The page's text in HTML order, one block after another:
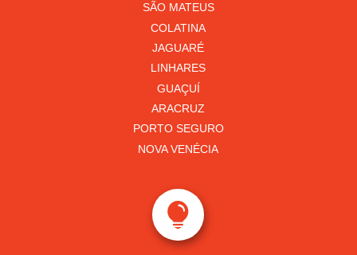
SÃO MATEUS
COLATINA
JAGUARÉ
LINHARES
GUAÇUÍ
ARACRUZ
PORTO SEGURO
NOVA VENÉCIA
